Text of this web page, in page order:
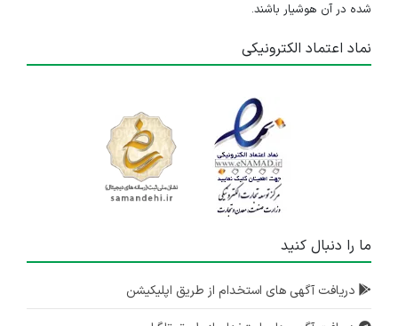
شده در آن هوشیار باشند.
نماد اعتماد الکترونیکی
ما را دنبال کنید
دریافت آگهی های استخدام از طریق اپلیکیشن